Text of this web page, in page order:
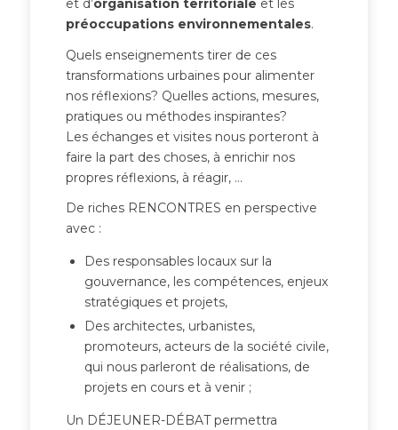
et d’organisation territoriale et les
préoccupations environnementales.
Quels enseignements tirer de ces
transformations urbaines pour alimenter
nos réflexions? Quelles actions, mesures,
pratiques ou méthodes inspirantes?
Les échanges et visites nous porteront à
faire la part des choses, à enrichir nos
propres réflexions, à réagir, …
De riches RENCONTRES en perspective
avec :
Des responsables locaux sur la
gouvernance, les compétences, enjeux
stratégiques et projets,
Des architectes, urbanistes,
promoteurs, acteurs de la société civile,
qui nous parleront de réalisations, de
projets en cours et à venir ;
Un DÉJEUNER-DÉBAT permettra